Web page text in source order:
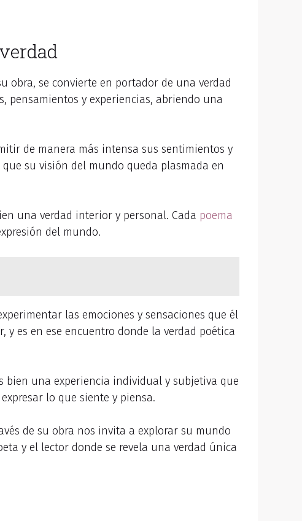
obra, se convierte en portador de una verdad
pensamientos y experiencias, abriendo una
de manera más intensa sus sentimientos y
su visión del mundo queda plasmada en
una verdad interior y personal. Cada poema
del mundo.
las emociones y sensaciones que él
es en ese encuentro donde la verdad poética
bien una experiencia individual y subjetiva que
lo que siente y piensa.
de su obra nos invita a explorar su mundo
y el lector donde se revela una verdad única